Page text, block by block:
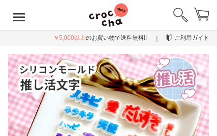
￥5,000以上のお買い物で送料無料!! ご利用ガイド